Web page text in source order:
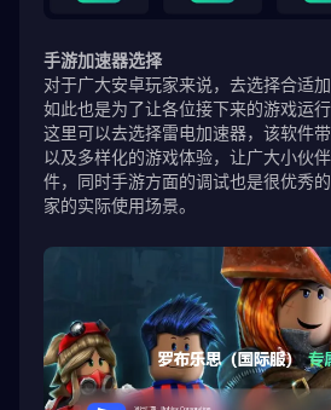
手游加速器选择
对于广大安卓玩家来说，去选择合适
如此也是为了让各位接下来的游戏运
这里可以去选择雷电加速器，该软件
以及多样化的游戏体验，让广大小伙
件，同时手游方面的调试也是很优秀
家的实际使用场景。